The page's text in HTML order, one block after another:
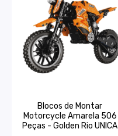
Blocos de Montar
Motorcycle Amarela 506
Peças - Golden Rio UNICA